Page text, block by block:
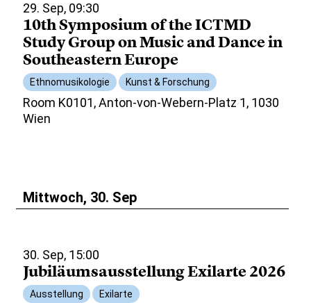
29. Sep, 09:30
10th Symposium of the ICTMD
Study Group on Music and Dance in
Southeastern Europe
Ethnomusikologie Kunst & Forschung
Room K0101, Anton-von-Webern-Platz 1, 1030
Wien
Mittwoch, 30. Sep
30. Sep, 15:00
Jubiläumsausstellung Exilarte 2026
Ausstellung Exilarte